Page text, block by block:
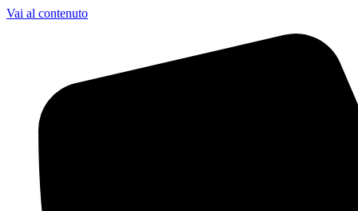
Vai al contenuto